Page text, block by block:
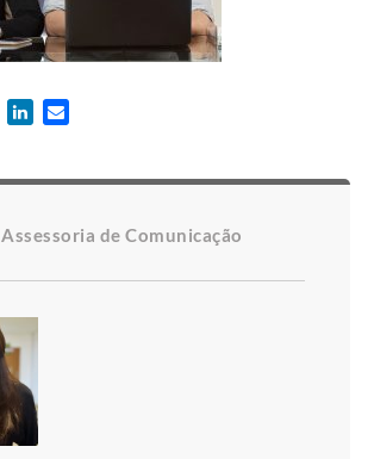
Assessoria de Comunicação